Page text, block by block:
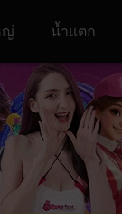
ญ่ น้ำแตก